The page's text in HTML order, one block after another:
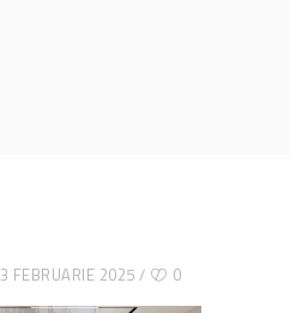
3 FEBRUARIE 2025 0